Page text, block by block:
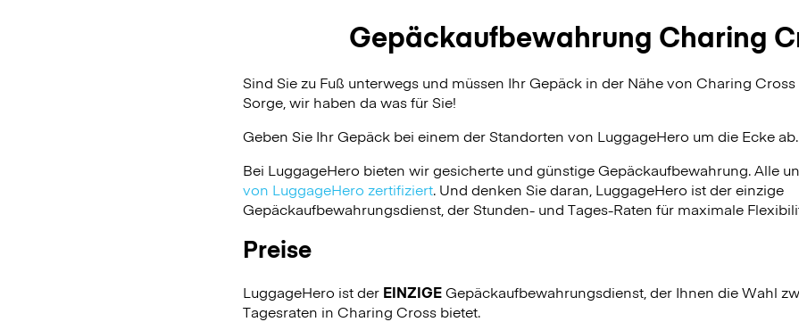
Gepäckaufbewahrung Charing
Sind Sie zu Fuß unterwegs und müssen Ihr Gepäck in der Nähe von Charing
Sorge, wir haben da was für Sie!
Geben Sie Ihr Gepäck bei einem der Standorten von LuggageHero um die Ecke ab.
Bei LuggageHero bieten wir gesicherte und günstige Gepäckaufbewahrung. Alle
von LuggageHero zertifiziert. Und denken Sie daran, LuggageHero ist der einzige
Gepäckaufbewahrungsdienst, der Stunden- und Tages-Raten für maximale
Preise
LuggageHero ist der EINZIGEGepäckaufbewahrungsdienst, der Ihnen die Wahl
Tagesraten in Charing Cross bietet.